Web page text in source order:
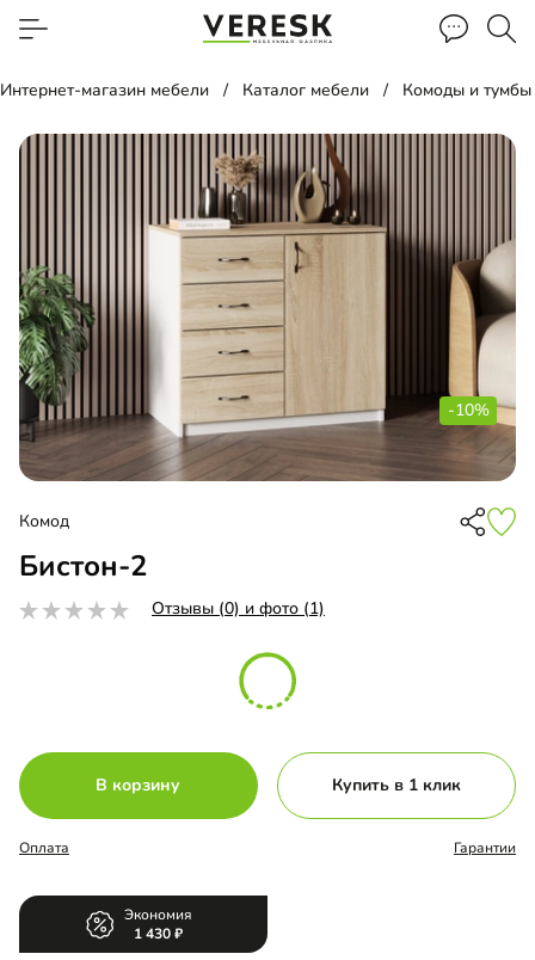
Интернет-магазин мебели Каталог мебели Комоды и тумбы
-10%
Комод
Бистон-2
Отзывы (0) и фото (1)
В корзину Купить в 1 клик
Оплата Гарантии
Экономия
1 430